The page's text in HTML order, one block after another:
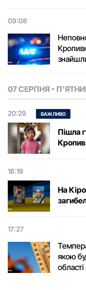
09:08
07 СЕРПНЯ
20:29 ВАЖЛИВО
Пішла
18:19
На
17:27
якою